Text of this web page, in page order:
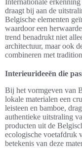
draagt bij aan de
Belgische elementen
waardoor een
trend benadrukt niet
architectuur, maar ook
combineren met
Interieurideeën die
Bij het vormgeven van
lokale materialen een
leisteen en bamboe,
authentieke uitstraling
producten uit de
ecologische voetafdruk
betekenis van deze